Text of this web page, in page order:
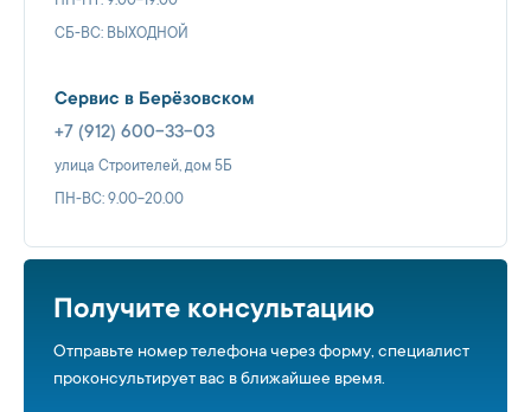
СБ-ВС: ВЫХОДНОЙ
Сервис в Берёзовском
+7 (912) 600-33-03
улица Строителей, дом 5Б
ПН-ВС: 9.00-20.00
Получите консультацию
Отправьте номер телефона через форму, специалист
проконсультирует вас в ближайшее время.